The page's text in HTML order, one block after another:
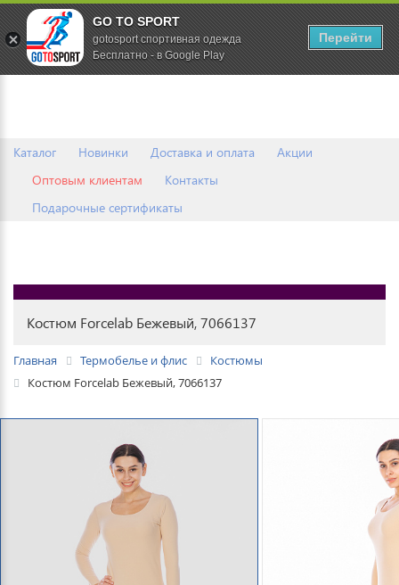
Каталог Новинки Доставка и оплата
Акции
Оптовым клиентам
Контакты
Подарочные сертификаты
0
Костюм Forcelab Бежевый, 7066137
Главная Термобелье и флис
Костюмы
Костюм Forcelab Бежевый, 7066137
GO TO SPORT
gotosport спортивная одежда
Бесплатно - в Google Play
Перейти